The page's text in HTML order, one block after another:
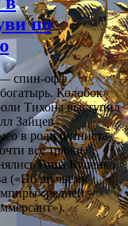
по
— спин-офф
Колобок»
Тихона выступил
Зайцев
в роли Финиста-
все трюки
Гоша Куценко
(«По щучьему
средней